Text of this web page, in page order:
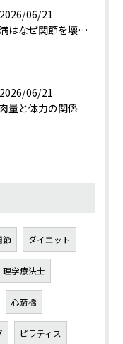
2026/06/21
肥満はなぜ関節を壊すのか？
2026/06/21
量と体力の関係
節 ダイエット
理学療法士
心斎橋
ピラティス